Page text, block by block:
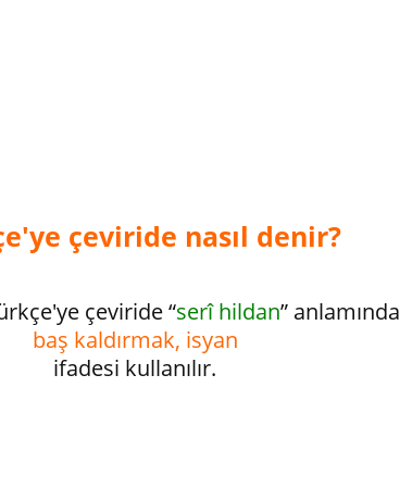
çeviride nasıl denir?
çeviride “serî hildan” anlamında
baş kaldırmak, isyan
ifadesi kullanılır.